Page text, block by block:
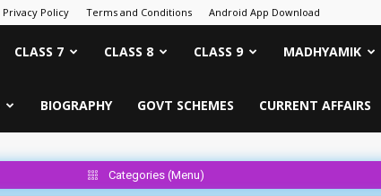
Privacy Policy Terms and Conditions Android App Download
CLASS 7 CLASS 8 CLASS 9 MADHYAMIK
BIOGRAPHY GOVT SCHEMES CURRENT AFFAIRS
Categories (Menu)